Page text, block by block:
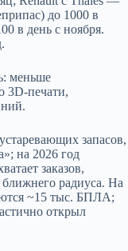
до 1000 в
в день с ноября.
меньше
3D‑печати,
запасов,
на 2026 год
заказов,
радиуса. На
~15 тыс. БПЛА;
открыл